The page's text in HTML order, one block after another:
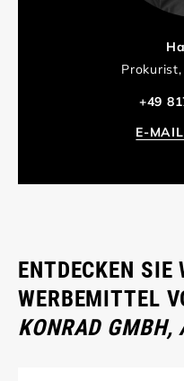
+49
E-
ENTDECKEN SIE
WERBEMITTEL
KONRAD GMBH,